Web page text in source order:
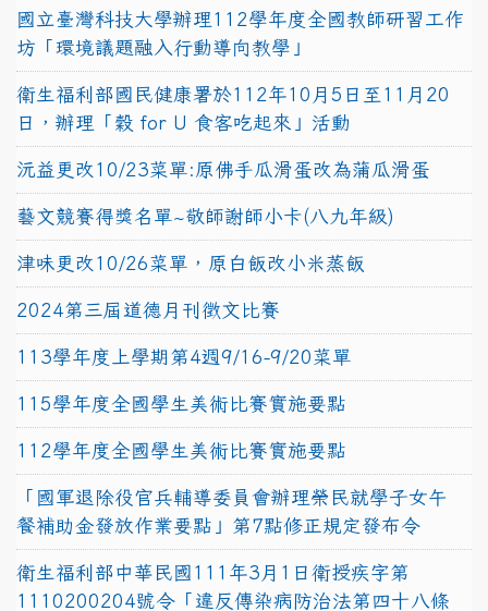
國立臺灣科技大學辦理112學年度全國教師研習工作
坊「環境議題融入行動導向教學」
衛生福利部國民健康署於112年10月5日至11月20
日，辦理「穀 for U 食客吃起來」活動
沅益更改10/23菜單:原佛手瓜滑蛋改為蒲瓜滑蛋
藝文競賽得獎名單~敬師謝師小卡(八九年級)
津味更改10/26菜單，原白飯改小米蒸飯
2024第三屆道德月刊徵文比賽
113學年度上學期第4週9/16-9/20菜單
115學年度全國學生美術比賽實施要點
112學年度全國學生美術比賽實施要點
「國軍退除役官兵輔導委員會辦理榮民就學子女午
餐補助金發放作業要點」第7點修正規定發布令
衛生福利部中華民國111年3月1日衛授疾字第
1110200204號令「違反傳染病防治法第四十八條